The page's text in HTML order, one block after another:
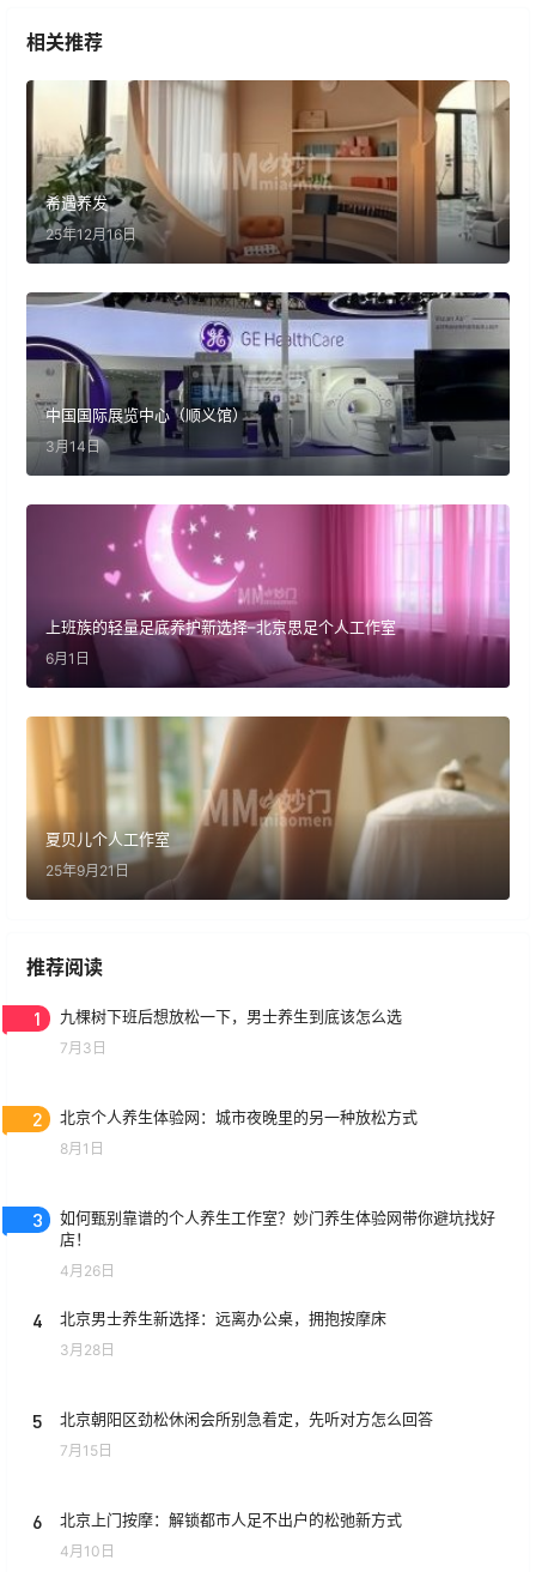
相关推荐
希遇养发
25年12月16日
中国国际展览中心（顺义馆）
3月14日
上班族的轻量足底养护新选择–北京思足个人工作室
6月1日
夏贝儿个人工作室
25年9月21日
推荐阅读
1 九棵树下班后想放松一下，男士养生到底该怎么选
7月3日
2 北京个人养生体验网：城市夜晚里的另一种放松方式
8月1日
3
如何甄别靠谱的个人养生工作室？妙门养生体验网带你避坑找好
店！
4月26日
4 北京男士养生新选择：远离办公桌，拥抱按摩床
3月28日
5 北京朝阳区劲松休闲会所别急着定，先听对方怎么回答
7月15日
6 北京上门按摩：解锁都市人足不出户的松弛新方式
4月10日